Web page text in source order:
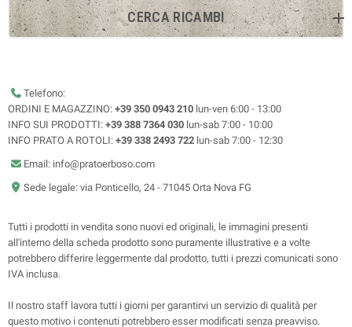
CERCA RICAMBI
Telefono:
ORDINI E MAGAZZINO: +39 350 0943 210 lun-ven 6:00 - 13:00
INFO SUI PRODOTTI: +39 388 7364 030 lun-sab 7:00 - 10:00
INFO PRATO A ROTOLI: +39 338 2493 722 lun-sab 7:00 - 12:30
Email: info@pratoerboso.com
Sede legale: via Ponticello, 24 - 71045 Orta Nova FG
Tutti i prodotti in vendita sono nuovi ed originali, le immagini presenti
all'interno della scheda prodotto sono puramente illustrative e a volte
potrebbero differire leggermente dal prodotto, tutti i prezzi comunicati sono
IVA inclusa.
Il nostro staff lavora tutti i giorni per garantirvi un servizio di qualità per
questo motivo i contenuti potrebbero esser modificati senza preavviso.